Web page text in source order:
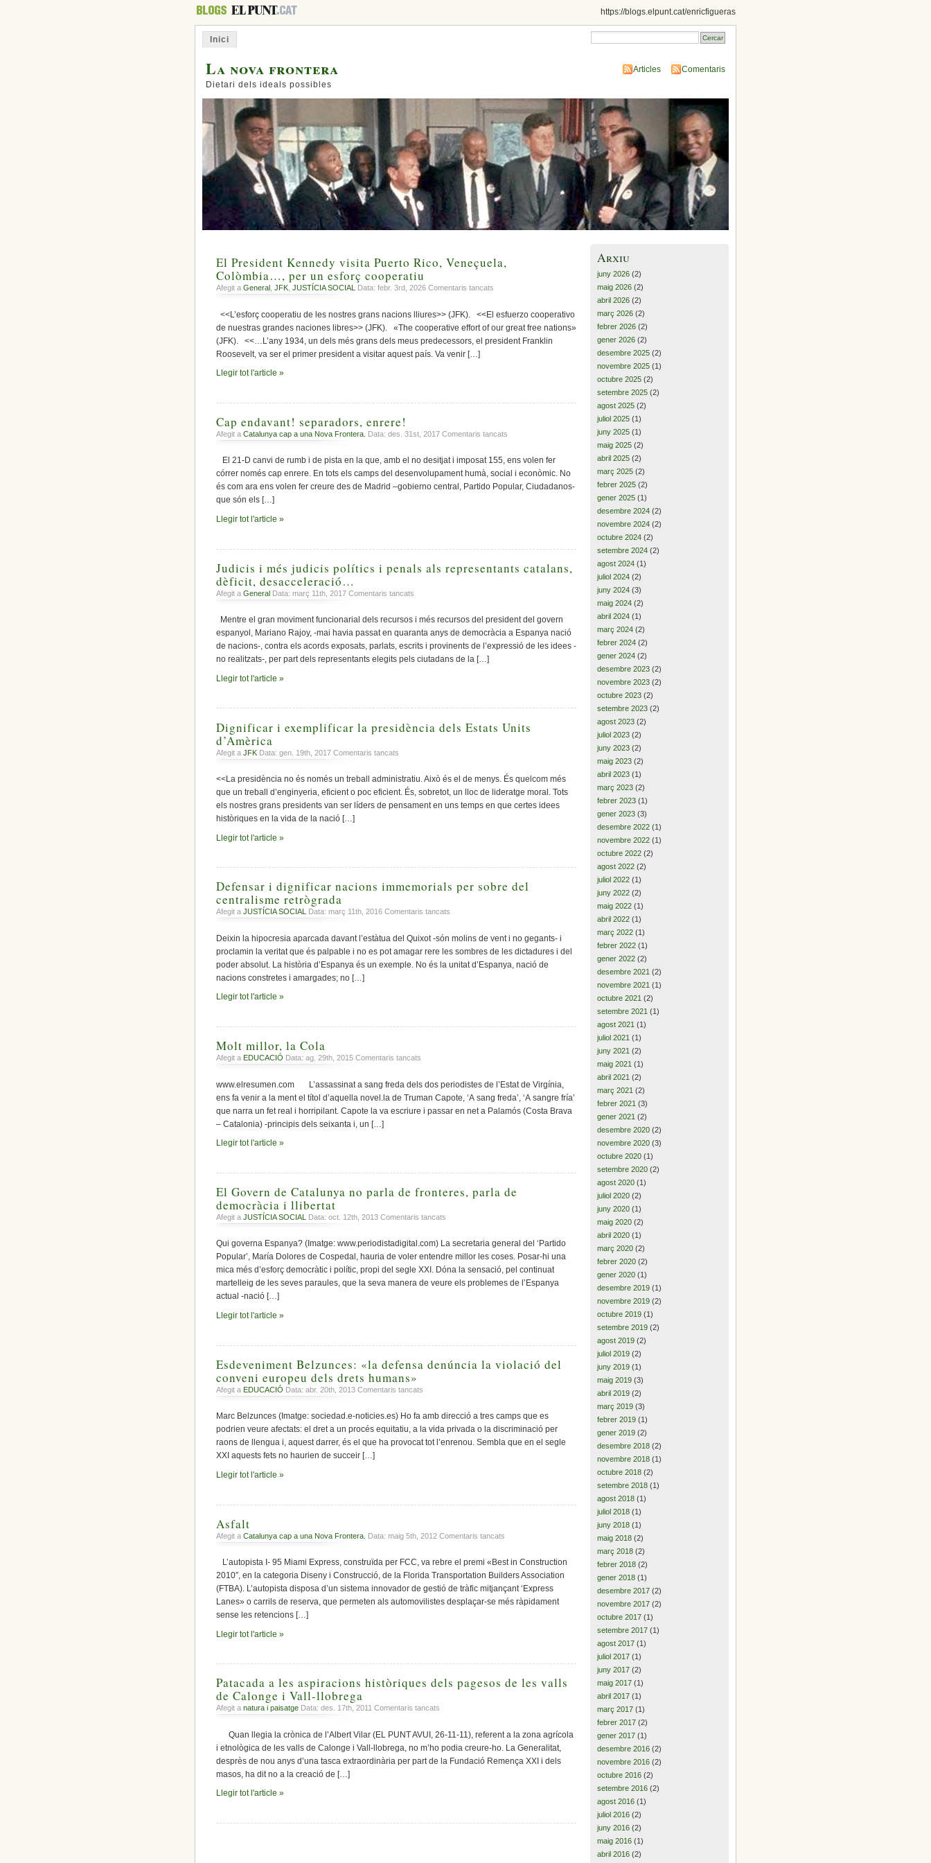
https://blogs.elpunt.cat/enricfigueras
Inici
La nova frontera
Dietari dels ideals possibles
Articles Comentaris
El President Kennedy visita Puerto Rico, Veneçuela,
Colòmbia…, per un esforç cooperatiu
Afegit a General JFK JUSTÍCIA SOCIAL Data: febr. 3rd, 2026 Comentaris tancats
President
visita
Puerto
un
<<L’esforç cooperatiu de les nostres grans nacions lliures>> (JFK). <<El esfuerzo cooperativo
de nuestras grandes naciones libres>> (JFK). «The cooperative effort of our great free nations»
(JFK). <<…L’any 1934, un dels més grans dels meus predecessors, el president Franklin
Roosevelt, va ser el primer president a visitar aquest país. Va venir […]
Llegir tot l'article »
Cap endavant! separadors, enrere!
Afegit a Catalunya cap a una Nova Frontera. Data: des. 31st, 2017 Comentaris tancats
endavant!
separadors,
El 21-D canvi de rumb i de pista en la que, amb el no desitjat i imposat 155, ens volen fer
córrer només cap enrere. En tots els camps del desenvolupament humà, social i econòmic. No
és com ara ens volen fer creure des de Madrid –gobierno central, Partido Popular, Ciudadanos-
que són els […]
Llegir tot l'article »
Judicis i més judicis polítics i penals als representants catalans,
dèficit, desacceleració…
Afegit a General Data: març 11th, 2017 Comentaris tancats
més
polítics
i
catalans,
desacceleració…
Mentre el gran moviment funcionarial dels recursos i més recursos del president del govern
espanyol, Mariano Rajoy, -mai havia passat en quaranta anys de democràcia a Espanya nació
de nacions-, contra els acords exposats, parlats, escrits i provinents de l’expressió de les idees -
no realitzats-, per part dels representants elegits pels ciutadans de la […]
Llegir tot l'article »
Dignificar i exemplificar la presidència dels Estats Units
d’Amèrica
Afegit a JFK Data: gen. 19th, 2017 Comentaris tancats
i
exemplificar
presidència
<<La presidència no és només un treball administratiu. Això és el de menys. És quelcom més
que un treball d’enginyeria, eficient o poc eficient. És, sobretot, un lloc de lideratge moral. Tots
els nostres grans presidents van ser líders de pensament en uns temps en que certes idees
històriques en la vida de la nació […]
Llegir tot l'article »
Defensar i dignificar nacions immemorials per sobre del
centralisme retrògrada
Afegit a JUSTÍCIA SOCIAL Data: març 11th, 2016 Comentaris tancats
immemorials
retrògrada
Deixin la hipocresia aparcada davant l’estàtua del Quixot -són molins de vent i no gegants- i
proclamin la veritat que és palpable i no es pot amagar rere les sombres de les dictadures i del
poder absolut. La història d’Espanya és un exemple. No és la unitat d’Espanya, nació de
nacions constretes i amargades; no […]
Llegir tot l'article »
Molt millor, la Cola
Afegit a EDUCACIÓ Data: ag. 29th, 2015 Comentaris tancats
millor,
www.elresumen.com L’assassinat a sang freda dels dos periodistes de l’Estat de Virgínia,
ens fa venir a la ment el títol d’aquella novel.la de Truman Capote, ‘A sang freda’, ‘A sangre fría’
que narra un fet real i horripilant. Capote la va escriure i passar en net a Palamós (Costa Brava
– Catalonia) -principis dels seixanta i, un […]
Llegir tot l'article »
El Govern de Catalunya no parla de fronteres, parla de
democràcia i llibertat
Afegit a JUSTÍCIA SOCIAL Data: oct. 12th, 2013 Comentaris tancats
Govern
no
parla
democràcia
llibertat
Qui governa Espanya? (Imatge: www.periodistadigital.com) La secretaria general del ‘Partido
Popular’, María Dolores de Cospedal, hauria de voler entendre millor les coses. Posar-hi una
mica més d’esforç democràtic i polític, propi del segle XXI. Dóna la sensació, pel continuat
martelleig de les seves paraules, que la seva manera de veure els problemes de l’Espanya
actual -nació […]
Llegir tot l'article »
Esdeveniment Belzunces: «la defensa denúncia la violació del
conveni europeu dels drets humans»
Afegit a EDUCACIÓ Data: abr. 20th, 2013 Comentaris tancats
Belzunces:
defensa
denúncia
europeu
Marc Belzunces (Imatge: sociedad.e-noticies.es) Ho fa amb direcció a tres camps que es
podrien veure afectats: el dret a un procés equitatiu, a la vida privada o la discriminació per
raons de llengua i, aquest darrer, és el que ha provocat tot l’enrenou. Sembla que en el segle
XXI aquests fets no haurien de succeir […]
Llegir tot l'article »
Asfalt
Afegit a Catalunya cap a una Nova Frontera. Data: maig 5th, 2012 Comentaris tancats
L’autopista I- 95 Miami Express, construïda per FCC, va rebre el premi «Best in Construction
2010″, en la categoria Diseny i Construcció, de la Florida Transportation Builders Association
(FTBA). L’autopista disposa d’un sistema innovador de gestió de tràfic mitjançant ‘Express
Lanes» o carrils de reserva, que permeten als automovilistes desplaçar-se més ràpidament
sense les retencions […]
Llegir tot l'article »
Patacada a les aspiracions històriques dels pagesos de les valls
de Calonge i Vall-llobrega
Afegit a natura i paisatge Data: des. 17th, 2011 Comentaris tancats
a
aspiracions
històriques
valls
Quan llegia la crònica de l’Albert Vilar (EL PUNT AVUI, 26-11-11), referent a la zona agrícola
i etnològica de les valls de Calonge i Vall-llobrega, no m’ho podia creure-ho. La Generalitat,
desprès de nou anys d’una tasca extraordinària per part de la Fundació Remença XXI i dels
masos, ha dit no a la creació de […]
Llegir tot l'article »
Arxiu
juny 2026 (2)
maig 2026 (2)
abril 2026 (2)
març 2026 (2)
febrer 2026 (2)
gener 2026 (2)
desembre 2025 (2)
novembre 2025 (1)
octubre 2025 (2)
setembre 2025 (2)
agost 2025 (2)
juliol 2025 (1)
juny 2025 (1)
maig 2025 (2)
abril 2025 (2)
març 2025 (2)
febrer 2025 (2)
gener 2025 (1)
desembre 2024 (2)
novembre 2024 (2)
octubre 2024 (2)
setembre 2024 (2)
agost 2024 (1)
juliol 2024 (2)
juny 2024 (3)
maig 2024 (2)
abril 2024 (1)
març 2024 (2)
febrer 2024 (2)
gener 2024 (2)
desembre 2023 (2)
novembre 2023 (2)
octubre 2023 (2)
setembre 2023 (2)
agost 2023 (2)
juliol 2023 (2)
juny 2023 (2)
maig 2023 (2)
abril 2023 (1)
març 2023 (2)
febrer 2023 (1)
gener 2023 (3)
desembre 2022 (1)
novembre 2022 (1)
octubre 2022 (2)
agost 2022 (2)
juliol 2022 (1)
juny 2022 (2)
maig 2022 (1)
abril 2022 (1)
març 2022 (1)
febrer 2022 (1)
gener 2022 (2)
desembre 2021 (2)
novembre 2021 (1)
octubre 2021 (2)
setembre 2021 (1)
agost 2021 (1)
juliol 2021 (1)
juny 2021 (2)
maig 2021 (1)
abril 2021 (2)
març 2021 (2)
febrer 2021 (3)
gener 2021 (2)
desembre 2020 (2)
novembre 2020 (3)
octubre 2020 (1)
setembre 2020 (2)
agost 2020 (1)
juliol 2020 (2)
juny 2020 (1)
maig 2020 (2)
abril 2020 (1)
març 2020 (2)
febrer 2020 (2)
gener 2020 (1)
desembre 2019 (1)
novembre 2019 (2)
octubre 2019 (1)
setembre 2019 (2)
agost 2019 (2)
juliol 2019 (2)
juny 2019 (1)
maig 2019 (3)
abril 2019 (2)
març 2019 (3)
febrer 2019 (1)
gener 2019 (2)
desembre 2018 (2)
novembre 2018 (1)
octubre 2018 (2)
setembre 2018 (1)
agost 2018 (1)
juliol 2018 (1)
juny 2018 (1)
maig 2018 (2)
març 2018 (2)
febrer 2018 (2)
gener 2018 (1)
desembre 2017 (2)
novembre 2017 (2)
octubre 2017 (1)
setembre 2017 (1)
agost 2017 (1)
juliol 2017 (1)
juny 2017 (2)
maig 2017 (1)
abril 2017 (1)
març 2017 (1)
febrer 2017 (2)
gener 2017 (1)
desembre 2016 (2)
novembre 2016 (2)
octubre 2016 (2)
setembre 2016 (2)
agost 2016 (1)
juliol 2016 (2)
juny 2016 (2)
maig 2016 (1)
abril 2016 (2)